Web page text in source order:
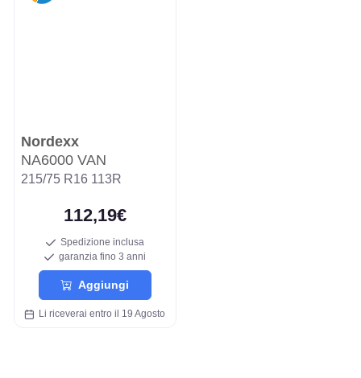
Nordexx
NA6000 VAN
215/75 R16 113R
112,19€
Spedizione inclusa
garanzia fino 3 anni
Aggiungi
Li riceverai entro il 19 Agosto